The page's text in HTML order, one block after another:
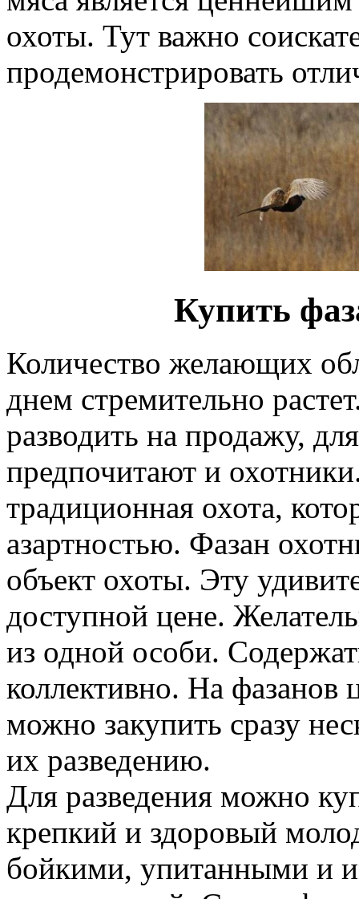
охоты. Тут важно
продемонстрировать
Купить
Количество желающих
днем стремительно
разводить на продажу,
предпочитают и
традиционная охота,
азартностью. Фазан
объект охоты. Эту
доступной цене.
из одной особи.
коллективно. На фазанов
можно закупить сразу
их разведению.
Для разведения можно
крепкий и здоровый
бойкими, упитанными и